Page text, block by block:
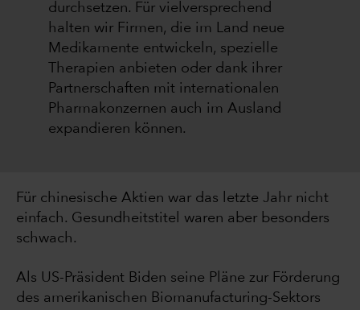
durchsetzen. Für vielversprechend
halten wir Firmen, die im Land neue
Medikamente entwickeln, spezielle
Therapien anbieten oder dank ihrer
Partnerschaften mit internationalen
Pharmakonzernen auch im Ausland
expandieren können.
Für chinesische Aktien war das letzte Jahr nicht
einfach. Gesundheitstitel waren aber besonders
schwach.
Als US-Präsident Biden seine Pläne zur Förderung
des amerikanischen Biomanufacturing-Sektors